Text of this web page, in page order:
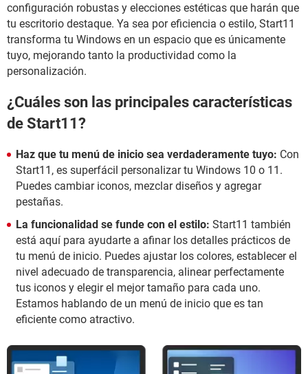
configuración robustas y elecciones estéticas que harán que
tu escritorio destaque. Ya sea por eficiencia o estilo, Start11
transforma tu Windows en un espacio que es únicamente
tuyo, mejorando tanto la productividad como la
personalización.
¿Cuáles son las principales características
de Start11?
Haz que tu menú de inicio sea verdaderamente tuyo: Con
Start11, es superfácil personalizar tu Windows 10 o 11.
Puedes cambiar iconos, mezclar diseños y agregar
pestañas.
La funcionalidad se funde con el estilo: Start11 también
está aquí para ayudarte a afinar los detalles prácticos de
tu menú de inicio. Puedes ajustar los colores, establecer el
nivel adecuado de transparencia, alinear perfectamente
tus iconos y elegir el mejor tamaño para cada uno.
Estamos hablando de un menú de inicio que es tan
eficiente como atractivo.